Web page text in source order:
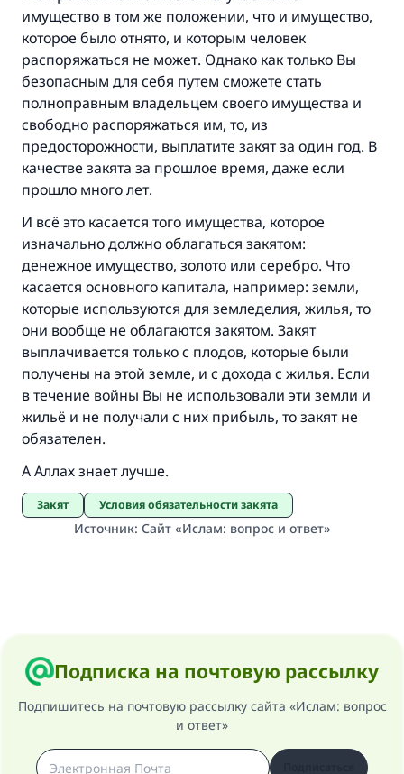
имущество в том же положении, что и имущество,
которое было отнято, и которым человек
распоряжаться не может. Однако как только Вы
безопасным для себя путем сможете стать
полноправным владельцем своего имущества и
свободно распоряжаться им, то, из
предосторожности, выплатите закят за один год. В
качестве закята за прошлое время, даже если
прошло много лет.
И всё это касается того имущества, которое
изначально должно облагаться закятом:
денежное имущество, золото или серебро. Что
касается основного капитала, например: земли,
которые используются для земледелия, жилья, то
они вообще не облагаются закятом. Закят
выплачивается только с плодов, которые были
получены на этой земле, и с дохода с жилья. Если
в течение войны Вы не использовали эти земли и
жильё и не получали с них прибыль, то закят не
обязателен.
А Аллах знает лучше.
Закят Условия обязательности закята
Источник: Сайт «Ислам: вопрос и ответ»
Подписка на почтовую рассылку
Подпишитесь на почтовую рассылку сайта «Ислам: вопрос
и ответ»